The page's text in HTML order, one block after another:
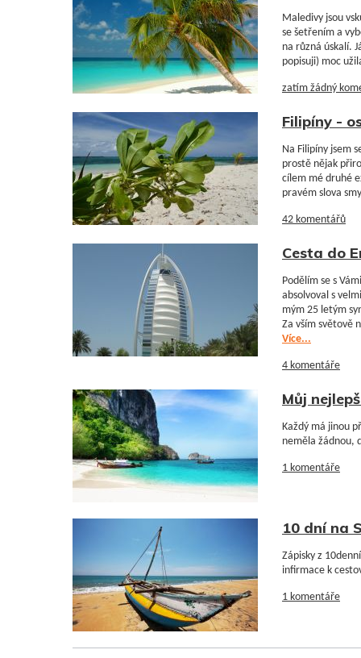
Maledivy jsou
se šetřením a
na různá úskalí.
popisuji) moc
zatím žádný
Filipíny -
Na Filipíny jsem
prostě nějak
cílem mé druhé
pravém slova
42 komentářů
Cesta do
Podělím se s
absolvoval s
mým 25 letým
Za vším světově
Více...
4 komentáře
Můj
Každý má jinou
neměla žádnou,
1 komentáře
10 dní na
Zápisky z
infirmace k
1 komentáře